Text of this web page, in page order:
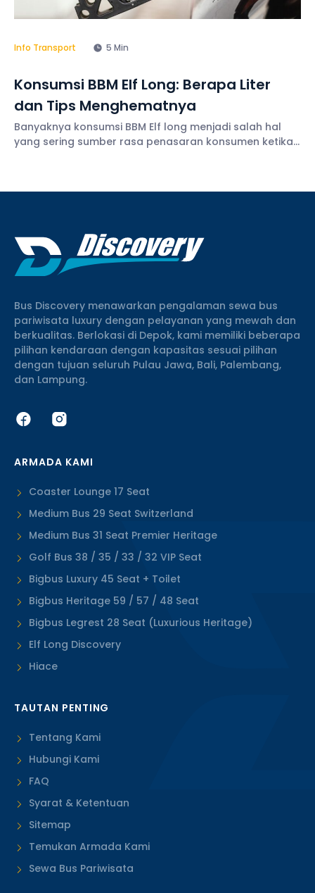
Info Transport 5 Min
Konsumsi BBM Elf Long: Berapa Liter
dan Tips Menghematnya
Banyaknya konsumsi BBM Elf long menjadi salah hal
yang sering sumber rasa penasaran konsumen ketika
Bus Discovery menawarkan pengalaman sewa bus
pariwisata luxury dengan pelayanan yang mewah dan
berkualitas. Berlokasi di Depok, kami memiliki beberapa
pilihan kendaraan dengan kapasitas sesuai pilihan
dengan tujuan seluruh Pulau Jawa, Bali, Palembang,
dan Lampung.
ARMADA KAMI
Coaster Lounge 17 Seat
Medium Bus 29 Seat Switzerland
Medium Bus 31 Seat Premier Heritage
Golf Bus 38 / 35 / 33 / 32 VIP Seat
Bigbus Luxury 45 Seat + Toilet
Bigbus Heritage 59 / 57 / 48 Seat
Bigbus Legrest 28 Seat (Luxurious Heritage)
Elf Long Discovery
Hiace
TAUTAN PENTING
Tentang Kami
Hubungi Kami
FAQ
Syarat & Ketentuan
Sitemap
Temukan Armada Kami
Sewa Bus Pariwisata